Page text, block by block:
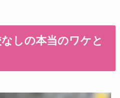
しの本当のワケと